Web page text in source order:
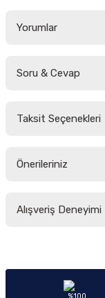
Yorumlar
Soru & Cevap
Taksit Seçenekleri
Önerileriniz
yetersiz gördüğünüz
Ürün
Alışveriş Deneyimi